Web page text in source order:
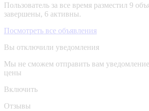
Пользователь за все время разместил 9
завершены, 6 активны.
Посмотреть все объявления
Вы отключили уведомления
Мы не сможем отправить вам
цены
Включить
Отзывы